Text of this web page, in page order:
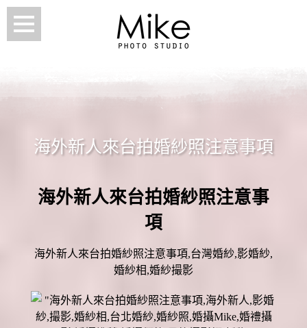
海外新人來台拍婚紗照注意事項
海外新人來台拍婚紗照注意事
項
海外新人來台拍婚紗照注意事項,台灣婚紗,影婚紗,
婚紗相,婚紗撮影